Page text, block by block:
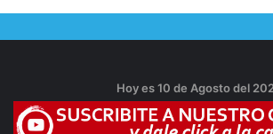
Hoy es 10 de Agosto del